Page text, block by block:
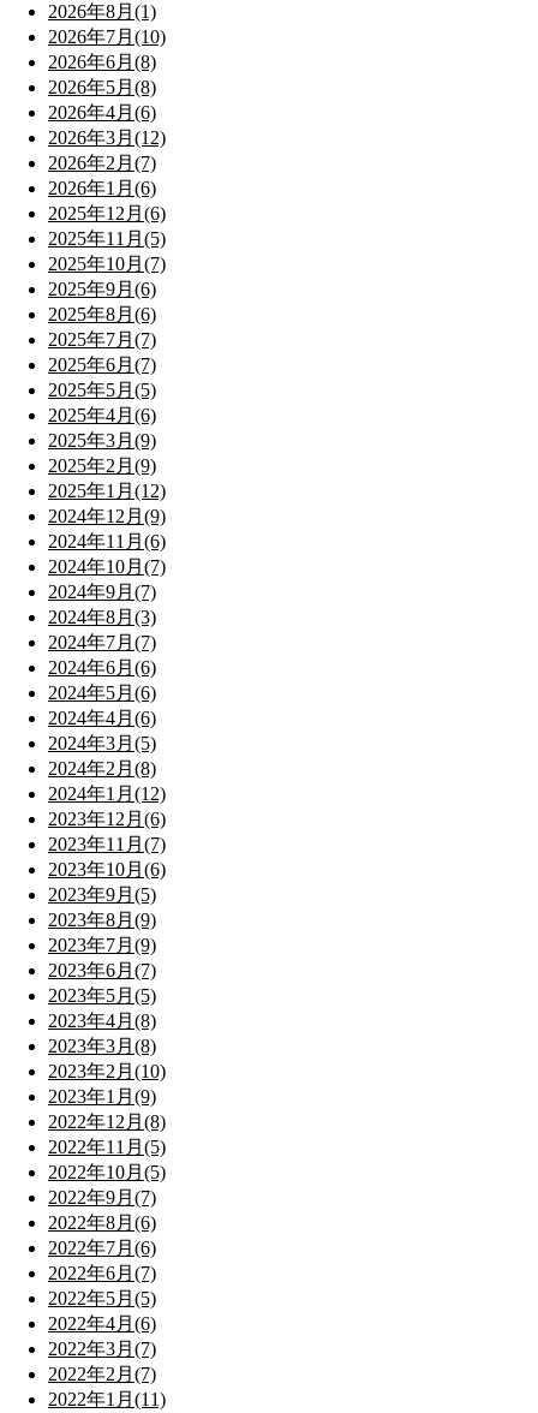
2026年8月(1)
2026年7月(10)
2026年6月(8)
2026年5月(8)
2026年4月(6)
2026年3月(12)
2026年2月(7)
2026年1月(6)
2025年12月(6)
2025年11月(5)
2025年10月(7)
2025年9月(6)
2025年8月(6)
2025年7月(7)
2025年6月(7)
2025年5月(5)
2025年4月(6)
2025年3月(9)
2025年2月(9)
2025年1月(12)
2024年12月(9)
2024年11月(6)
2024年10月(7)
2024年9月(7)
2024年8月(3)
2024年7月(7)
2024年6月(6)
2024年5月(6)
2024年4月(6)
2024年3月(5)
2024年2月(8)
2024年1月(12)
2023年12月(6)
2023年11月(7)
2023年10月(6)
2023年9月(5)
2023年8月(9)
2023年7月(9)
2023年6月(7)
2023年5月(5)
2023年4月(8)
2023年3月(8)
2023年2月(10)
2023年1月(9)
2022年12月(8)
2022年11月(5)
2022年10月(5)
2022年9月(7)
2022年8月(6)
2022年7月(6)
2022年6月(7)
2022年5月(5)
2022年4月(6)
2022年3月(7)
2022年2月(7)
2022年1月(11)